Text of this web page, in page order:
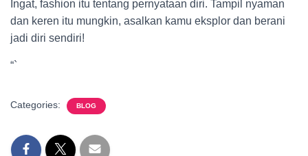
Ingat, fashion itu tentang pernyataan diri. Tampil nyaman
dan keren itu mungkin, asalkan kamu eksplor dan berani
jadi diri sendiri!
“`
Categories: BLOG